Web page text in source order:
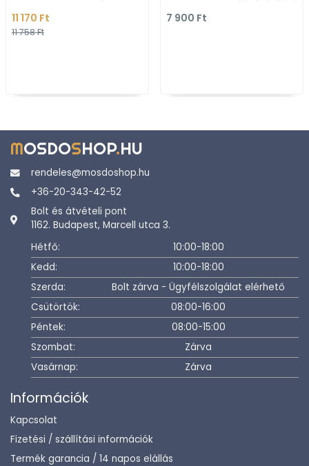
11 170 Ft
11 758 Ft
Szürkésbarna
7 900 Ft
MOSDOSHOP.HU
rendeles@mosdoshop.hu
+36-20-343-42-52
Bolt és átvételi pont
1162. Budapest, Marcell utca 3.
Hétfő:
10:00-18:00
Kedd:
10:00-18:00
Szerda:
Bolt zárva - Ügyfélszolgálat elérhető
Csütörtök:
08:00-16:00
Péntek:
08:00-15:00
Szombat:
Zárva
Vasárnap:
Zárva
Információk
Kapcsolat
Fizetési / szállítási információk
Termék garancia / 14 napos elállás